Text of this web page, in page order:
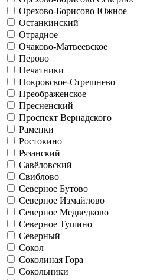
Орехово-Борисово Южное
Останкинский
Отрадное
Очаково-Матвеевское
Перово
Печатники
Покровское-Стрешнево
Преображенское
Пресненский
Проспект Вернадского
Раменки
Ростокино
Рязанский
Савёловский
Свиблово
Северное Бутово
Северное Измайлово
Северное Медведково
Северное Тушино
Северный
Сокол
Соколиная Гора
Сокольники